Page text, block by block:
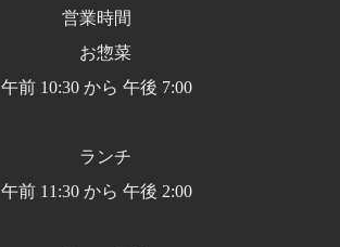
営業時間
お惣菜
午前 10:30 から 午後 7:00
ランチ
午前 11:30 から 午後 2:00